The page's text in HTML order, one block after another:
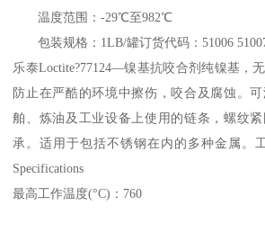
温度范围：-29℃至982℃
包装规格：1LB/罐订货代码：51006
乐泰Loctite?77124—镍基抗咬合剂纯镍基，
防止在严酷的环境中擦伤，咬合及腐蚀。
舶、炼油及工业设备上使用的链条，螺纹
承。适用于包括不锈钢在内的多种金属。工
Specifications
最高工作温度(°C)：760